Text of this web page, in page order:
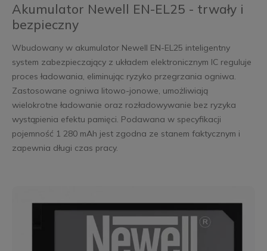
Akumulator Newell EN-EL25 - trwały i
bezpieczny
Wbudowany w akumulator Newell EN-EL25 inteligentny
system zabezpieczający z układem elektronicznym IC reguluje
proces ładowania, eliminując ryzyko przegrzania ogniwa.
Zastosowane ogniwa litowo-jonowe, umożliwiają
wielokrotne ładowanie oraz rozładowywanie bez ryzyka
wystąpienia efektu pamięci. Podawana w specyfikacji
pojemność 1 280 mAh jest zgodna ze stanem faktycznym i
zapewnia długi czas pracy.